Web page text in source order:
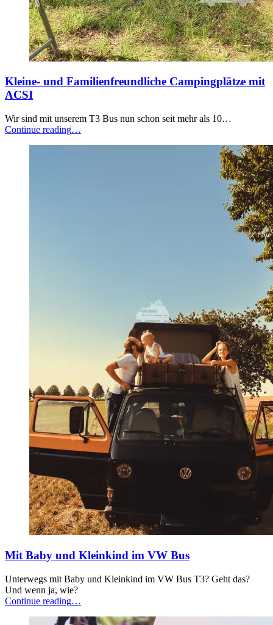
Kleine- und Familienfreundliche Campingplätze mit
ACSI
Wir sind mit unserem T3 Bus nun schon seit mehr als 10…
Continue reading“Kleine-
…
Mit Baby und Kleinkind im VW Bus
Unterwegs mit Baby und Kleinkind im VW Bus T3? Geht das?
Und wenn ja, wie?
Continue reading“Mit
und
…